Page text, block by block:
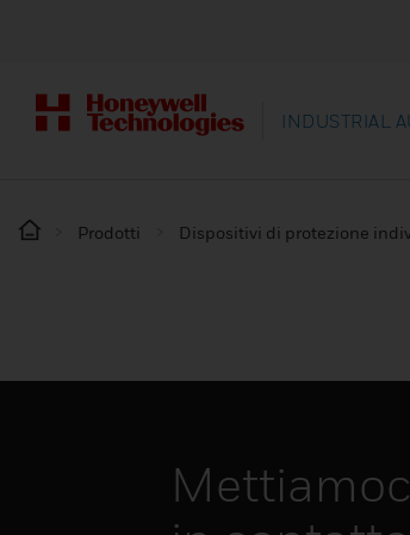
INDUSTRIAL
Prodotti Dispositivi di protezione